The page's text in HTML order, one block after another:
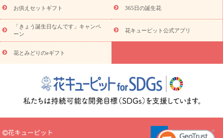
ド
お花の種類 トルコキキョウ
お祝い お祝い・3000円～ お祝い・4000円～
お祝い・
5000円～
お祝い・7000円～ お祝い・ 10000円～
お供え・お
悔やみ
円～
お供え・お悔やみ・
読み物
いのマナー
定年退職祝いのマナー
お祝いを贈るときのマナー・
花キューピットのお祝いコラム一覧
誕生日のお花を「色
彩心理学」で選ぶ方法
結婚祝いの予算相場
出産祝いお役立ち情
ール
新築引っ越し祝いコラム お祝い花のマナー総まとめ 職
お供えセットギフト 365日の誕生花
「きょう誕生日なんです」キャンペ
ーン
花キューピット公式アプリ
花とみどりのeギフト
花キューピット